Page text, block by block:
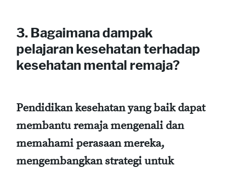
3. Bagaimana dampak
pelajaran kesehatan terhadap
kesehatan mental remaja?
Pendidikan kesehatan yang baik dapat
membantu remaja mengenali dan
memahami perasaan mereka,
mengembangkan strategi untuk